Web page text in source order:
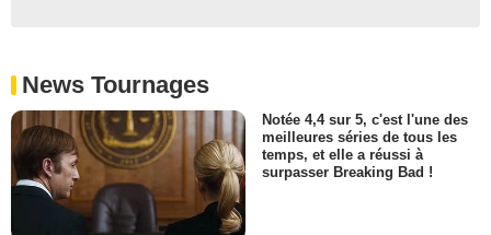
News Tournages
Notée 4,4 sur 5, c'est l'une des
meilleures séries de tous les
temps, et elle a réussi à
surpasser Breaking Bad !